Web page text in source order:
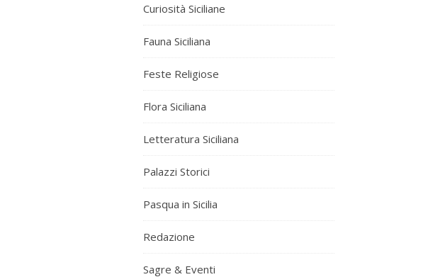
Curiosità Siciliane
Fauna Siciliana
Feste Religiose
Flora Siciliana
Letteratura Siciliana
Palazzi Storici
Pasqua in Sicilia
Redazione
Sagre & Eventi